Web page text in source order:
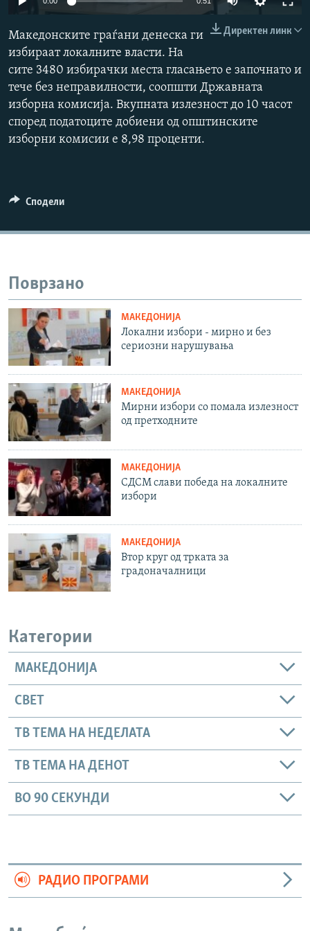
РСЕ веб страници
Директен линк
Македонските граѓани денеска ги
избираат локалните власти. На
сите 3480 избирачки места гласањето е започнато и
тече без неправилности, соопшти Државната
изборна комисија. Вкупната излезност до 10 часот
според податоците добиени од општинските
изборни комисии е 8,98 проценти.
Сподели
Поврзано
МАКЕДОНИЈА
Локални избори - мирно и без
сериозни нарушувања
МАКЕДОНИЈА
Мирни избори со помала излезност
од претходните
МАКЕДОНИЈА
СДСМ слави победа на локалните
избори
МАКЕДОНИЈА
Втор круг од трката за
градоначалници
Категории
МАКЕДОНИЈА
СВЕТ
ТВ ТЕМА НА НЕДЕЛАТА
ТВ ТЕМА НА ДЕНОТ
ВО 90 СЕКУНДИ
РАДИО ПРОГРАМИ